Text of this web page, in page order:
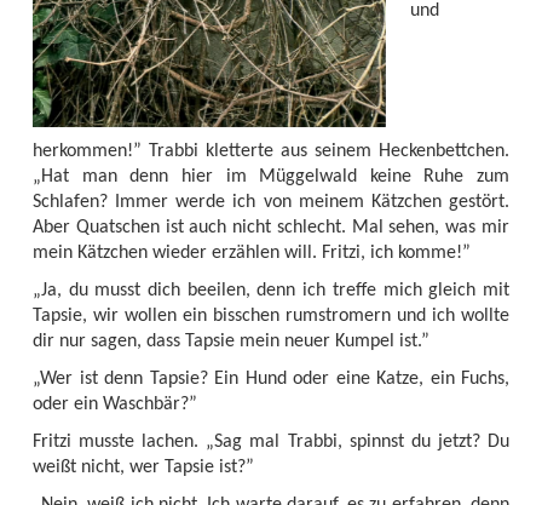
und
herkommen!” Trabbi kletterte aus seinem Heckenbettchen.
„Hat man denn hier im Müggelwald keine Ruhe zum
Schlafen? Immer werde ich von meinem Kätzchen gestört.
Aber Quatschen ist auch nicht schlecht. Mal sehen, was mir
mein Kätzchen wieder erzählen will. Fritzi, ich komme!”
„Ja, du musst dich beeilen, denn ich treffe mich gleich mit
Tapsie, wir wollen ein bisschen rumstromern und ich wollte
dir nur sagen, dass Tapsie mein neuer Kumpel ist.”
„Wer ist denn Tapsie? Ein Hund oder eine Katze, ein Fuchs,
oder ein Waschbär?”
Fritzi musste lachen. „Sag mal Trabbi, spinnst du jetzt? Du
weißt nicht, wer Tapsie ist?”